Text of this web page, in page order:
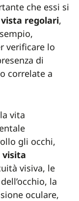
che essi si
regolari,
verificare lo
di
o correlate a
vita
gli occhi,
visita
visiva, le
la
oculare,